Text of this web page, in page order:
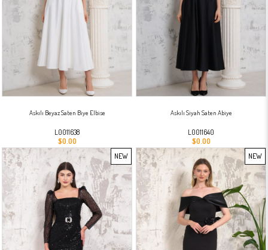
Askılı Beyaz Saten Biye Elbise
L0011638
$0.00
Askılı Siyah Saten Abiye
L0011640
$0.00
NEW
NEW
ITEM